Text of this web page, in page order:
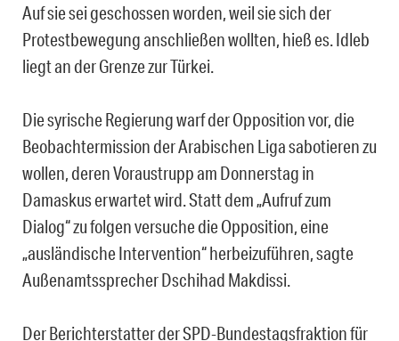
Auf sie sei geschossen worden, weil sie sich der
Protestbewegung anschließen wollten, hieß es. Idleb
liegt an der Grenze zur Türkei.
Die syrische Regierung warf der Opposition vor, die
Beobachtermission der Arabischen Liga sabotieren zu
wollen, deren Voraustrupp am Donnerstag in
Damaskus erwartet wird. Statt dem „Aufruf zum
Dialog“ zu folgen versuche die Opposition, eine
„ausländische Intervention“ herbeizuführen, sagte
Außenamtssprecher Dschihad Makdissi.
Der Berichterstatter der SPD-Bundestagsfraktion für